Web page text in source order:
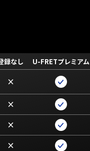
録なし U-FRETプレミアム
×
×
×
×